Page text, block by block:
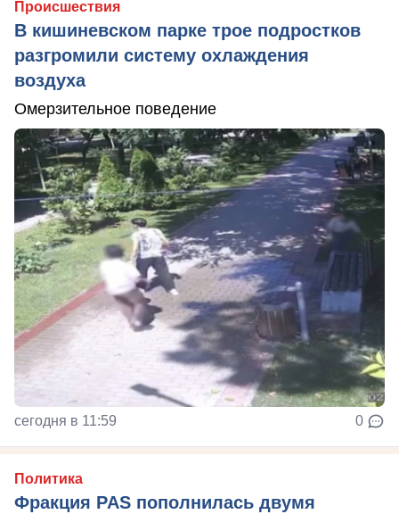
Происшествия
В кишиневском парке трое подростков
разгромили систему охлаждения
воздуха
Омерзительное поведение
сегодня в 11:59 0
Политика
Фракция PAS пополнилась двумя